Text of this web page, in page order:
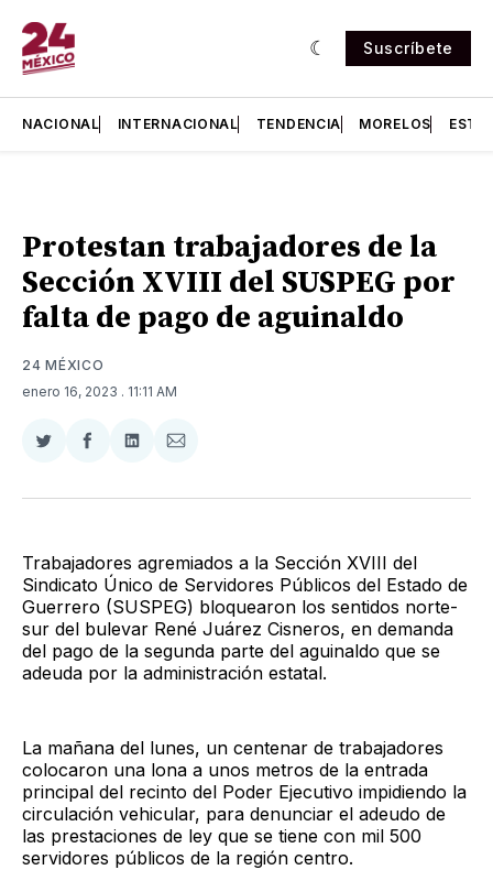
Suscríbete
NACIONAL INTERNACIONAL TENDENCIA MORELOS
Protestan trabajadores de la
Sección XVIII del SUSPEG por
falta de pago de aguinaldo
24 MÉXICO
enero 16, 2023 . 11:11 AM
Compartir
Twitter
Compartir
Facebook
Compartir
LinkedIn
Compartir
Email
Trabajadores agremiados a la Sección XVIII del
Sindicato Único de Servidores Públicos del Estado de
Guerrero (SUSPEG) bloquearon los sentidos norte-
sur del bulevar René Juárez Cisneros, en demanda
del pago de la segunda parte del aguinaldo que se
adeuda por la administración estatal.
La mañana del lunes, un centenar de trabajadores
colocaron una lona a unos metros de la entrada
principal del recinto del Poder Ejecutivo impidiendo la
circulación vehicular, para denunciar el adeudo de
las prestaciones de ley que se tiene con mil 500
servidores públicos de la región centro.